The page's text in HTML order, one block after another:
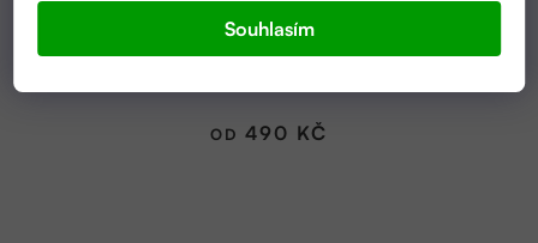
Souhlasím
BUBLA BUBLÁ - PĚNA DO KOUPELE PRO CELOU
SKLADEM
OD 490 KČ